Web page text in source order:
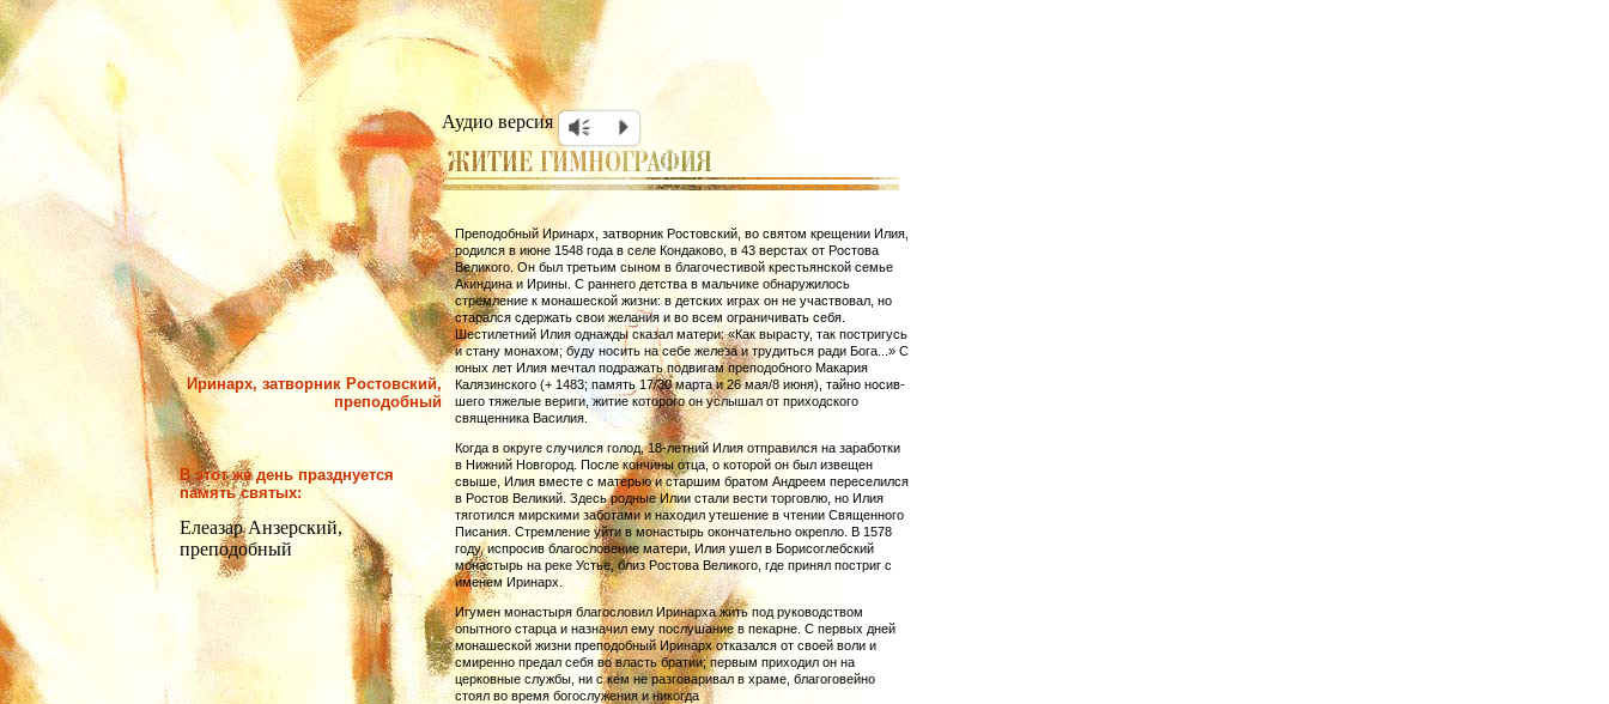
Аудио версия Vm P
Иринарх, затворник Ростовский,
преподобный
В этот же день празднуется
память святых:
Елеазар Анзерский,
преподобный
Преподобный Иринарх, затворник Ростовский, во святом крещении Илия,
родился в июне 1548 года в селе Кондаково, в 43 верстах от Ростова
Великого. Он был третьим сыном в благочестивой крестьянской семье
Акиндина и Ирины. С раннего детства в мальчике обнаружилось
стремление к монашеской жизни: в детских играх он не участвовал, но
старался сдержать свои желания и во всем ограничивать себя.
Шестилетний Илия однажды сказал матери: «Как вырасту, так постригусь
и стану монахом; буду носить на себе железа и трудиться ради Бога...» С
юных лет Илия мечтал подражать подвигам преподобного Макария
Калязинского (+ 1483; память 17/30 марта и 26 мая/8 июня), тайно носив­
шего тяжелые вериги, житие которого он услышал от приходского
священ­ника Ва­силия.
Когда в округе случился голод, 18-летний Илия отправился на заработки
в Нижний Новгород. После кончины отца, о которой он был извещен
свыше, Илия вместе с матерью и старшим братом Андреем переселился
в Ростов Великий. Здесь родные Илии стали вести торговлю, но Илия
тяготился мирскими заботами и нахо­дил утешение в чтении Священного
Писания. Стремление уйти в монас­тырь окон­чательно окрепло. В 1578
году, испросив благословение матери, Илия ушел в Борисоглебский
монастырь на реке Устье, близ Ростова Великого, где принял постриг с
именем Иринарх.
Игумен монастыря благословил Иринарха жить под руководством
опытного старца и назначил ему послушание в пекарне. С первых дней
монашеской жизни преподобный Иринарх отказался от своей воли и
смиренно предал се­бя во власть братии; первым приходил он на
церковные службы, ни с кем не раз­­говаривал в храме, благоговейно
стоял во время богослужения и никогда